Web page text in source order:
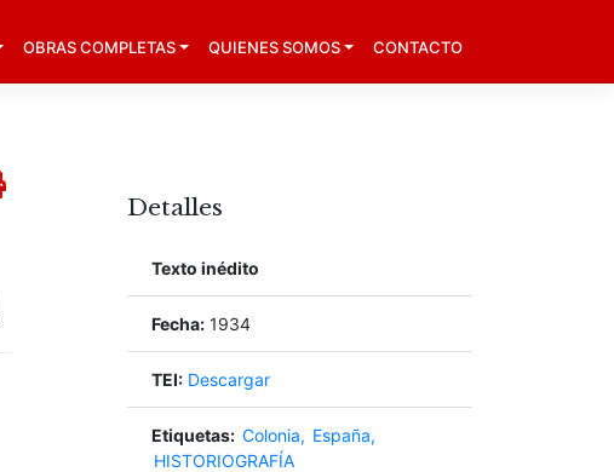
OBRAS COMPLETAS QUIENES SOMOS CONTACTO
Detalles
Texto inédito
Fecha: 1934
TEI: Descargar
Etiquetas: Colonia
España
HISTORIOGRAFÍA